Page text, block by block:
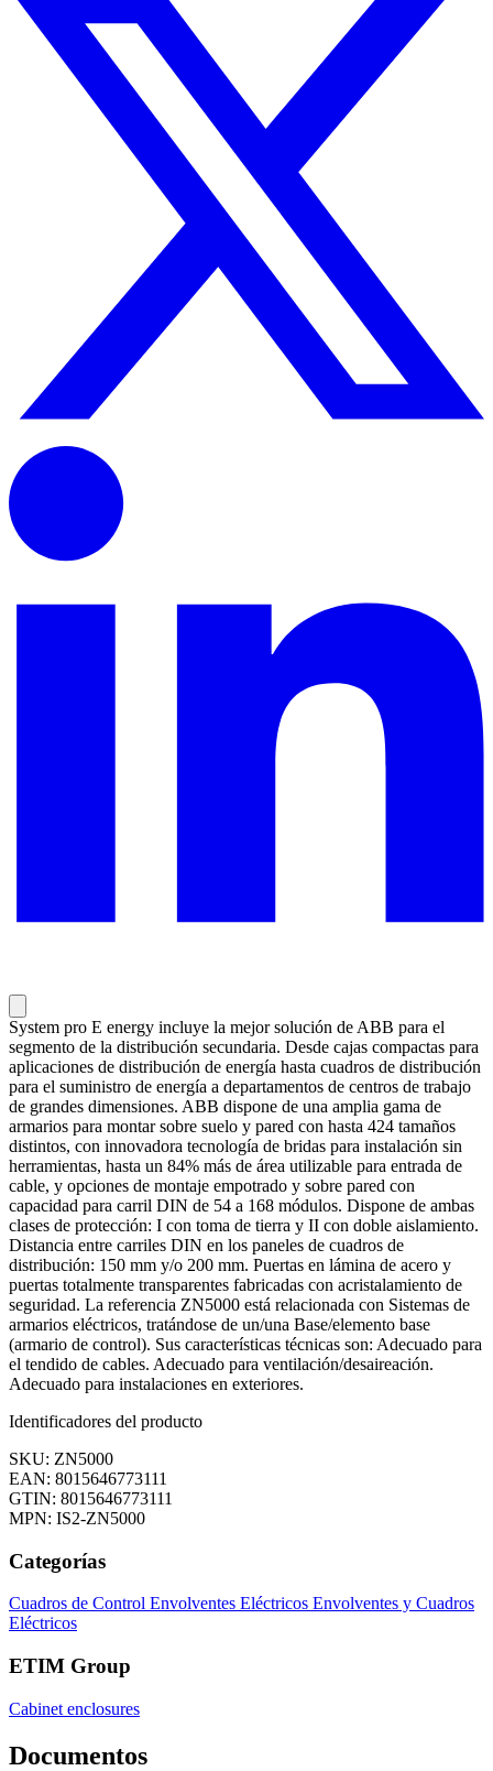
System pro E energy incluye la mejor solución de ABB para el
segmento de la distribución secundaria. Desde cajas compactas para
aplicaciones de distribución de energía hasta cuadros de distribución
para el suministro de energía a departamentos de centros de trabajo
de grandes dimensiones. ABB dispone de una amplia gama de
armarios para montar sobre suelo y pared con hasta 424 tamaños
distintos, con innovadora tecnología de bridas para instalación sin
herramientas, hasta un 84% más de área utilizable para entrada de
cable, y opciones de montaje empotrado y sobre pared con
capacidad para carril DIN de 54 a 168 módulos. Dispone de ambas
clases de protección: I con toma de tierra y II con doble aislamiento.
Distancia entre carriles DIN en los paneles de cuadros de
distribución: 150 mm y/o 200 mm. Puertas en lámina de acero y
puertas totalmente transparentes fabricadas con acristalamiento de
seguridad. La referencia ZN5000 está relacionada con Sistemas de
armarios eléctricos, tratándose de un/una Base/elemento base
(armario de control). Sus características técnicas son: Adecuado para
el tendido de cables. Adecuado para ventilación/desaireación.
Adecuado para instalaciones en exteriores.
Identificadores del producto
SKU: ZN5000
EAN: 8015646773111
GTIN: 8015646773111
MPN: IS2-ZN5000
Categorías
Cuadros de Control Envolventes Eléctricos Envolventes y Cuadros
Eléctricos
ETIM Group
Cabinet enclosures
Documentos